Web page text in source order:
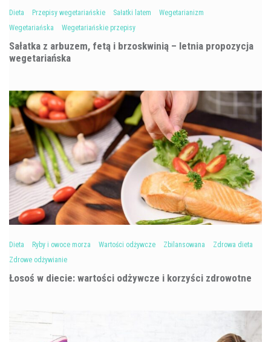
Dieta Przepisy wegetariańskie Sałatki latem
Wegetarianizm
Wegetariańska
Wegetariańskie przepisy
Sałatka z arbuzem, fetą i brzoskwinią – letnia propozycja
wegetariańska
Dieta Ryby i owoce morza Wartości odżywcze Zbilansowana
Zdrowa dieta
Zdrowe odżywianie
Łosoś w diecie: wartości odżywcze i korzyści zdrowotne